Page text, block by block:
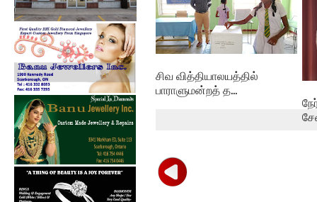
சிவ வித்தியாலயத்தில்
பாராளுமன்றத் த...